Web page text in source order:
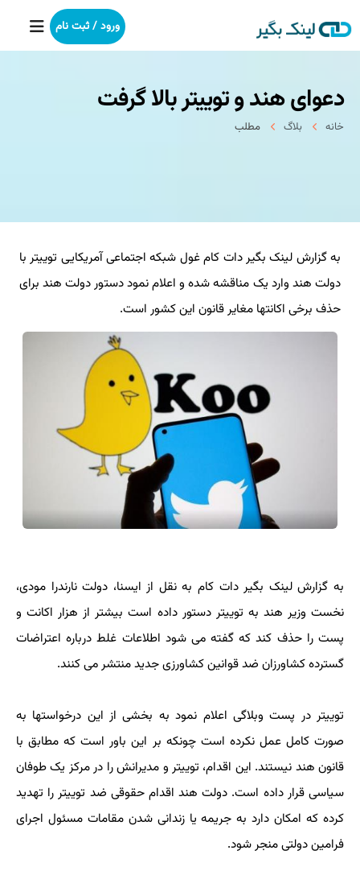
خانه
بکلینک
خدمات ما
درباره ما
آموزش
ورود / ثبت نام
دعوای هند و توییتر بالا گرفت
خانه بلاگ مطلب
به گزارش لینک بگیر دات کام غول شبکه اجتماعی آمریکایی توییتر با
دولت هند وارد یک مناقشه شده و اعلام نمود دستور دولت هند برای
حذف برخی اکانتها مغایر قانون این کشور است.
به گزارش لینک بگیر دات کام به نقل از ایسنا، دولت نارندرا مودی،
نخست وزیر هند به توییتر دستور داده است بیشتر از هزار اکانت و
پست را حذف کند که گفته می شود اطلاعات غلط درباره اعتراضات
گسترده کشاورزان ضد قوانین کشاورزی جدید منتشر می کنند.
توییتر در پست وبلاگی اعلام نمود به بخشی از این درخواستها به
صورت کامل عمل نکرده است چونکه بر این باور است که مطابق با
قانون هند نیستند. این اقدام، توییتر و مدیرانش را در مرکز یک طوفان
سیاسی قرار داده است. دولت هند اقدام حقوقی ضد توییتر را تهدید
کرده که امکان دارد به جریمه یا زندانی شدن مقامات مسئول اجرای
فرامین دولتی منجر شود.